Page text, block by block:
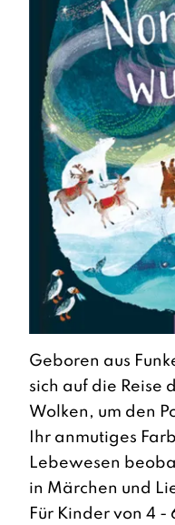
Geboren aus
sich auf die Reise
Wolken, um den
Ihr anmutiges
Lebewesen
in Märchen und
Für Kinder von 4 -